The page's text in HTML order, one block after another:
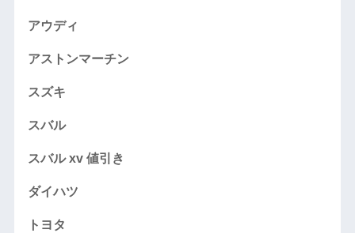
アウディ
アストンマーチン
スズキ
スバル
スバル xv 値引き
ダイハツ
トヨタ